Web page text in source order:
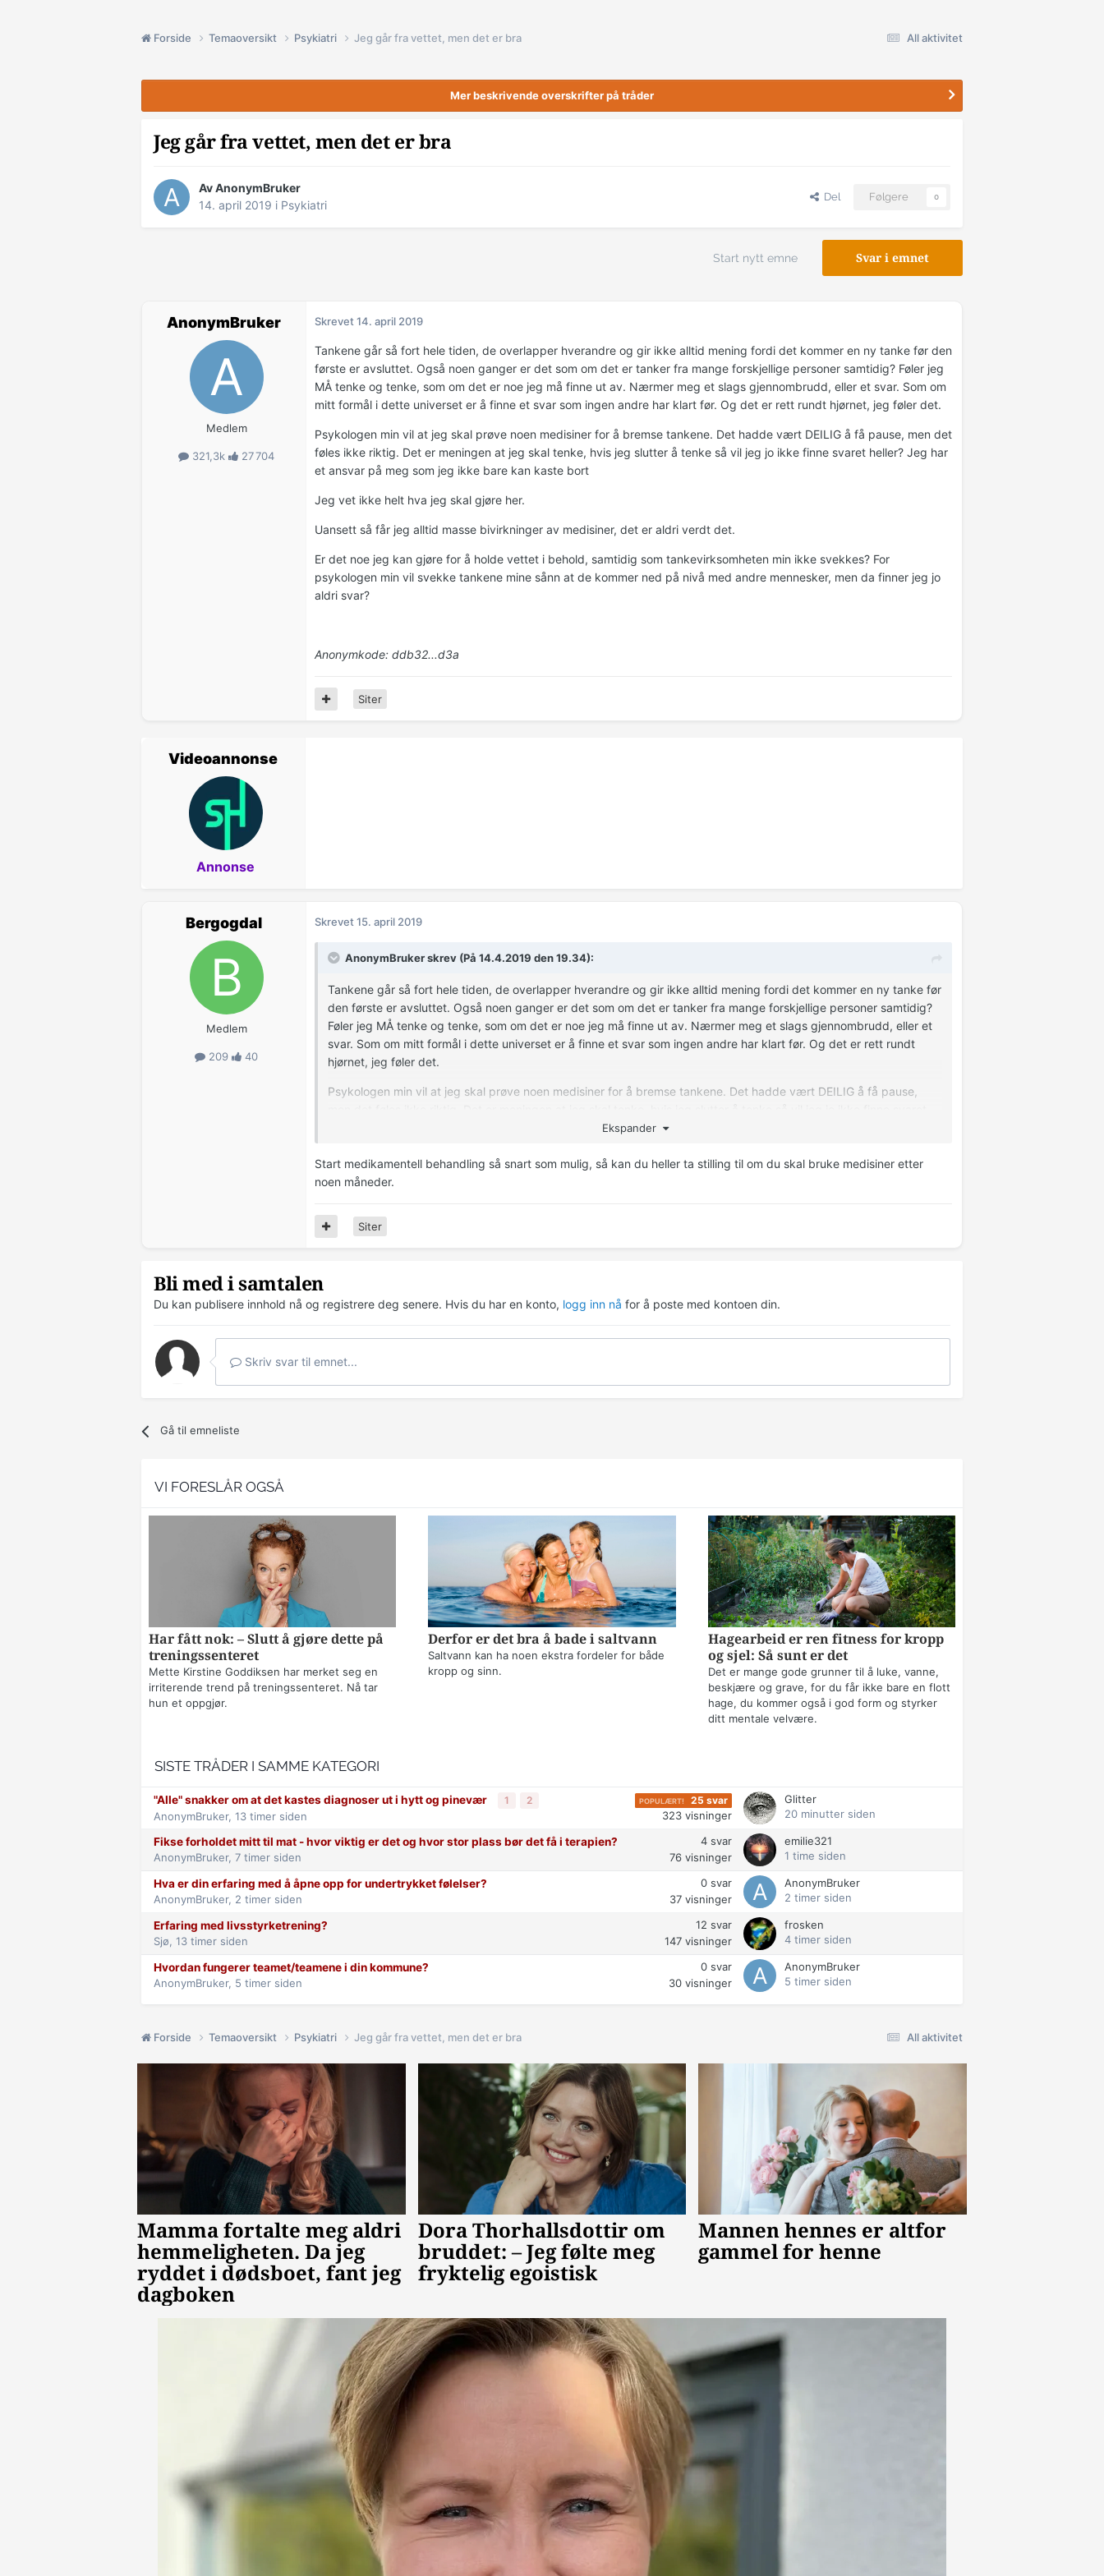
All aktivitet
Forside Temaoversikt Psykiatri Jeg går fra vettet, men det er bra
Mer beskrivende overskrifter på tråder
Jeg går fra vettet, men det er bra
Av AnonymBruker
14. april 2019 i Psykiatri
Del Følgere 0
Svar i emnet
Start nytt emne
AnonymBruker
Medlem
321,3k 27 704
Skrevet14. april 2019
Tankene går så fort hele tiden, de overlapper hverandre og gir ikke alltid mening fordi det kommer en ny tanke før den
første er avsluttet. Også noen ganger er det som om det er tanker fra mange forskjellige personer samtidig? Føler jeg
MÅ tenke og tenke, som om det er noe jeg må finne ut av. Nærmer meg et slags gjennombrudd, eller et svar. Som om
mitt formål i dette universet er å finne et svar som ingen andre har klart før. Og det er rett rundt hjørnet, jeg føler det.
Psykologen min vil at jeg skal prøve noen medisiner for å bremse tankene. Det hadde vært DEILIG å få pause, men det
føles ikke riktig. Det er meningen at jeg skal tenke, hvis jeg slutter å tenke så vil jeg jo ikke finne svaret heller? Jeg har
et ansvar på meg som jeg ikke bare kan kaste bort
Jeg vet ikke helt hva jeg skal gjøre her.
Uansett så får jeg alltid masse bivirkninger av medisiner, det er aldri verdt det.
Er det noe jeg kan gjøre for å holde vettet i behold, samtidig som tankevirksomheten min ikke svekkes? For
psykologen min vil svekke tankene mine sånn at de kommer ned på nivå med andre mennesker, men da finner jeg jo
aldri svar?
Anonymkode: ddb32...d3a
Siter
Videoannonse
Annonse
Bergogdal
Medlem
209 40
Skrevet15. april 2019
AnonymBruker skrev (På 14.4.2019 den 19.34):
Tankene går så fort hele tiden, de overlapper hverandre og gir ikke alltid mening fordi det kommer en ny tanke før
den første er avsluttet. Også noen ganger er det som om det er tanker fra mange forskjellige personer samtidig?
Føler jeg MÅ tenke og tenke, som om det er noe jeg må finne ut av. Nærmer meg et slags gjennombrudd, eller et
svar. Som om mitt formål i dette universet er å finne et svar som ingen andre har klart før. Og det er rett rundt
hjørnet, jeg føler det.
Psykologen min vil at jeg skal prøve noen medisiner for å bremse tankene. Det hadde vært DEILIG å få pause,
heller? Jeg har et ansvar på meg som jeg ikke bare kan kaste bort
Jeg vet ikke helt hva jeg skal gjøre her.
Uansett så får jeg alltid masse bivirkninger av medisiner, det er aldri verdt det.
Er det noe jeg kan gjøre for å holde vettet i behold, samtidig som tankevirksomheten min ikke svekkes? For
psykologen min vil svekke tankene mine sånn at de kommer ned på nivå med andre mennesker, men da finner jeg
Anonymkode:
Ekspander
Start medikamentell behandling så snart som mulig, så kan du heller ta stilling til om du skal bruke medisiner etter
noen måneder.
Siter
Bli med i samtalen
Du kan publisere innhold nå og registrere deg senere. Hvis du har en konto, logg inn nå for å poste med kontoen din.
Skriv svar til emnet...
Gå til emneliste
VI FORESLÅR OGSÅ
Har fått nok: – Slutt å gjøre dette på
treningssenteret
Mette Kirstine Goddiksen har merket seg en
irriterende trend på treningssenteret. Nå tar
hun et oppgjør.
Derfor er det bra å bade i saltvann
Saltvann kan ha noen ekstra fordeler for både
kropp og sinn.
Hagearbeid er ren fitness for kropp
og sjel: Så sunt er det
Det er mange gode grunner til å luke, vanne,
beskjære og grave, for du får ikke bare en flott
hage, du kommer også i god form og styrker
ditt mentale velvære.
SISTE TRÅDER I SAMME KATEGORI
"Alle" snakker om at det kastes diagnoser ut i hytt og pinevær 1 2
AnonymBruker, 13 timer siden
25 svar
323 visninger
Glitter
20 minutter siden
Fikse forholdet mitt til mat - hvor viktig er det og hvor stor plass bør det få i terapien?
AnonymBruker, 7 timer siden
4 svar
76 visninger
emilie321
1 time siden
Hva er din erfaring med å åpne opp for undertrykket følelser?
AnonymBruker, 2 timer siden
0 svar
37 visninger
AnonymBruker
2 timer siden
Erfaring med livsstyrketrening?
Sjø, 13 timer siden
12 svar
147 visninger
frosken
4 timer siden
Hvordan fungerer teamet/teamene i din kommune?
AnonymBruker, 5 timer siden
0 svar
30 visninger
AnonymBruker
5 timer siden
All aktivitet
Forside Temaoversikt Psykiatri Jeg går fra vettet, men det er bra